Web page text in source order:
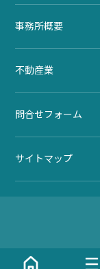
事務所概要
不動産業
問合せフォーム
サイトマップ